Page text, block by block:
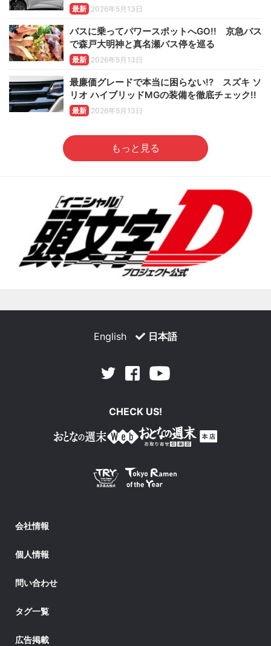
最新 2026年5月13日
バスに乗ってパワースポットへGO!! 京急バス
で森戸大明神と真名瀬バス停を巡る
最新 2026年5月13日
最廉価グレードで本当に困らない!? スズキ ソ
リオ ハイブリッドMGの装備を徹底チェック!!
最新 2026年5月13日
もっと見る
English 日本語
Twitter Facebook
CHECK US!
会社情報
個人情報
問い合わせ
タグ一覧
広告掲載